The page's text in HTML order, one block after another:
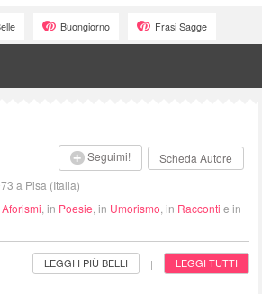
Buongiorno Frasi Sagge
Seguimi! Scheda Autore
a Pisa (Italia)
, in Poesie , in Umorismo , in Racconti e in
LEGGI I PIÙ BELLI | LEGGI TUTTI